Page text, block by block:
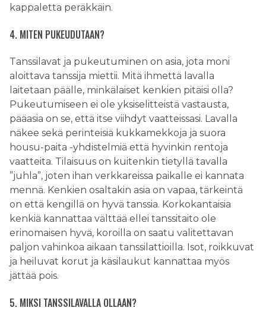
kappaletta peräkkäin.
4. MITEN PUKEUDUTAAN?
Tanssilavat ja pukeutuminen on asia, jota moni
aloittava tanssija miettii. Mitä ihmettä lavalla
laitetaan päälle, minkälaiset kenkien pitäisi olla?
Pukeutumiseen ei ole yksiselitteistä vastausta,
pääasia on se, että itse viihdyt vaatteissasi. Lavalla
näkee sekä perinteisiä kukkamekkoja ja suora
housu-paita -yhdistelmiä että hyvinkin rentoja
vaatteita. Tilaisuus on kuitenkin tietyllä tavalla
”juhla”, joten ihan verkkareissa paikalle ei kannata
mennä. Kenkien osaltakin asia on vapaa, tärkeintä
on että kengillä on hyvä tanssia. Korkokantaisia
kenkiä kannattaa välttää ellei tanssitaito ole
erinomaisen hyvä, koroilla on saatu valitettavan
paljon vahinkoa aikaan tanssilattioilla. Isot, roikkuvat
ja heiluvat korut ja käsilaukut kannattaa myös
jättää pois.
5. MIKSI TANSSILAVALLA OLLAAN?